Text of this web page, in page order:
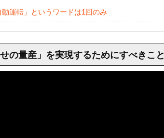
動運転」というワードは1回のみ
の量産」を実現するためにすべきこと